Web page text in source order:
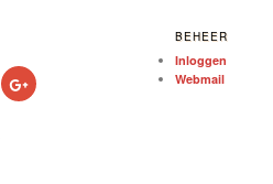
Klik
om
BEHEER
Inloggen
Webmail